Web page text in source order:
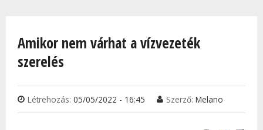
Amikor nem várhat a vízvezeték
szerelés
Létrehozás: 05/05/2022 - 16:45 Szerző: Melano